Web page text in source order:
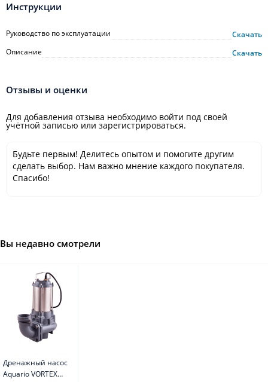
Инструкции
Руководство по эксплуатации
Скачать
Описание
Скачать
Отзывы и оценки
Для добавления отзыва необходимо войти под своей
учётной записью или зарегистрироваться.
Будьте первым! Делитесь опытом и помогите другим
сделать выбор. Нам важно мнение каждого покупателя.
Спасибо!
Вы недавно смотрели
Дренажный насос
Aquario VORTEX